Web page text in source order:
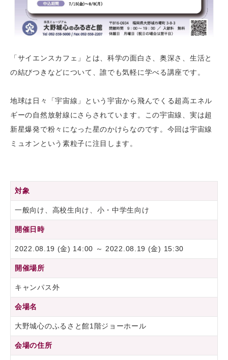
「サイエンスカフェ」とは、科学の面白さ、奥深さ、生活と
の結びつきなどについて、誰でも気軽に学べる講座です。
地球は日々「宇宙線」という宇宙から飛んでくる超高エネル
ギーの自然放射線にさらされています。この宇宙線、実は超
新星爆発で粉々になった星のかけらなのです。今回は宇宙線
ミュオンという素粒子に注目します。
対象
一般向け、高校生向け、小・中学生向け
開催日時
2022.08.19 (金) 14:00 ～ 2022.08.19 (金) 15:30
開催場所
キャンパス外
会場名
大野城心のふるさと館1階ジョーホール
会場の住所